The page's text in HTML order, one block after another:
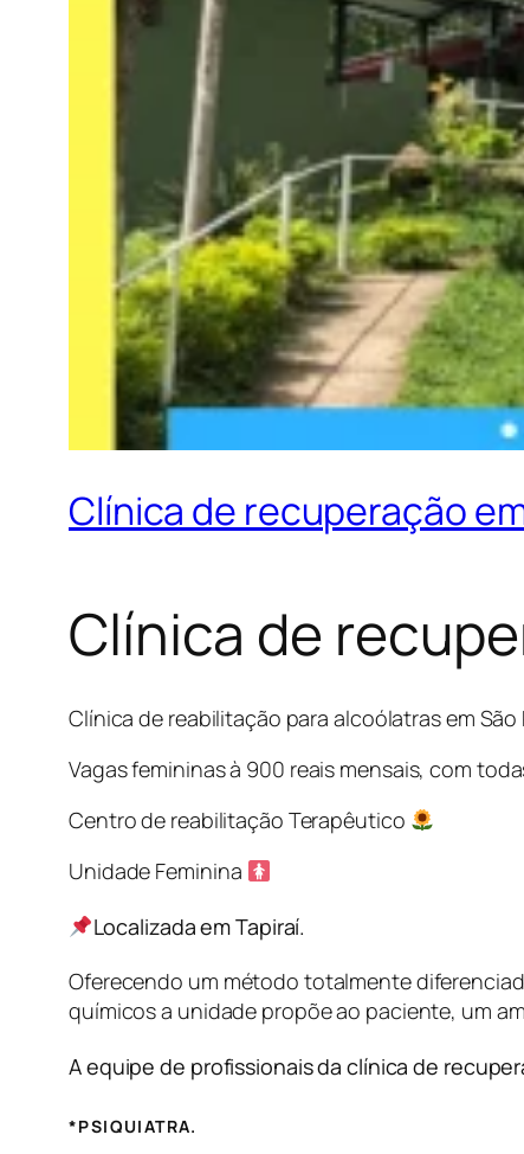
Clínica de recuperação
Clínica de
Clínica de reabilitação para alcoólatras em
Vagas femininas à 900 reais mensais, com
Centro de reabilitação Terapêutico
Unidade Feminina
Localizada em Tapiraí.
Oferecendo um método totalmente
químicos a unidade propõe ao paciente, um
A equipe de profissionais da clínica de
*PSIQUIATRA.